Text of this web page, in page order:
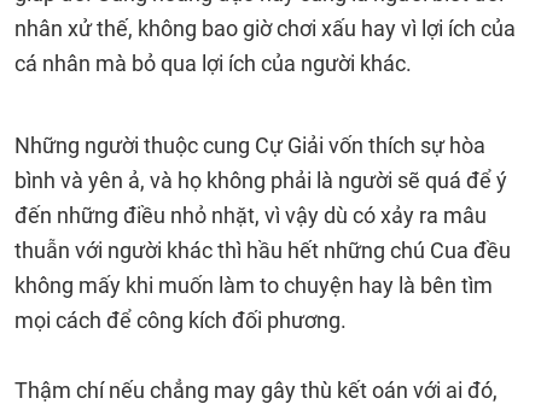
nhân xử thế, không bao giờ chơi xấu hay vì lợi ích của
cá nhân mà bỏ qua lợi ích của người khác.
Những người thuộc cung Cự Giải vốn thích sự hòa
bình và yên ả, và họ không phải là người sẽ quá để ý
đến những điều nhỏ nhặt, vì vậy dù có xảy ra mâu
thuẫn với người khác thì hầu hết những chú Cua đều
không mấy khi muốn làm to chuyện hay là bên tìm
mọi cách để công kích đối phương.
Thậm chí nếu chẳng may gây thù kết oán với ai đó,